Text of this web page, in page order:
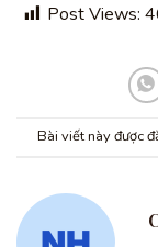
Post Views:
Bài viết này được